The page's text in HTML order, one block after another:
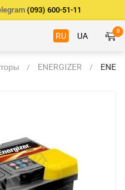
(093) 600-51-11
RU UA 0
ENERGIZER